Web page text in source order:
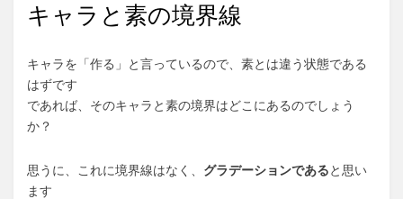
キャラと素の境界線
キャラを「作る」と言っているので、素とは違う状態である
はずです
であれば、そのキャラと素の境界はどこにあるのでしょう
か？
思うに、これに境界線はなく、 グラデーションであると思い
ます